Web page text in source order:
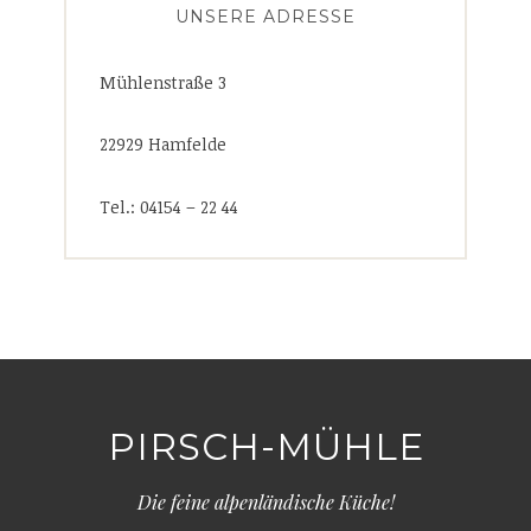
UNSERE ADRESSE
Mühlenstraße 3
22929 Hamfelde
Tel.: 04154 – 22 44
PIRSCH-MÜHLE
Die feine alpenländische Küche!